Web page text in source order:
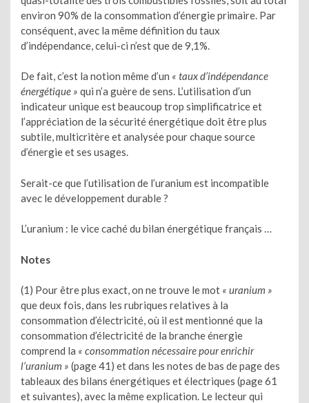
environ 90% de la consommation d’énergie primaire. Par
conséquent, avec la même définition du taux
d’indépendance, celui-ci n’est que de 9,1%.
De fait, c’est la notion même d’un « taux d’indépendance
énergétique » qui n’a guère de sens. L’utilisation d’un
indicateur unique est beaucoup trop simplificatrice et
l’appréciation de la sécurité énergétique doit être plus
subtile, multicritère et analysée pour chaque source
d’énergie et ses usages.
Serait-ce que l’utilisation de l’uranium est incompatible
avec le développement durable ?
L’uranium : le vice caché du bilan énergétique français …
Notes
(1) Pour être plus exact, on ne trouve le mot « uranium »
que deux fois, dans les rubriques relatives à la
consommation d’électricité, où il est mentionné que la
consommation d’électricité de la branche énergie
comprend la « consommation nécessaire pour enrichir
l’uranium » (page 41) et dans les notes de bas de page des
tableaux des bilans énergétiques et électriques (page 61
et suivantes), avec la même explication. Le lecteur qui